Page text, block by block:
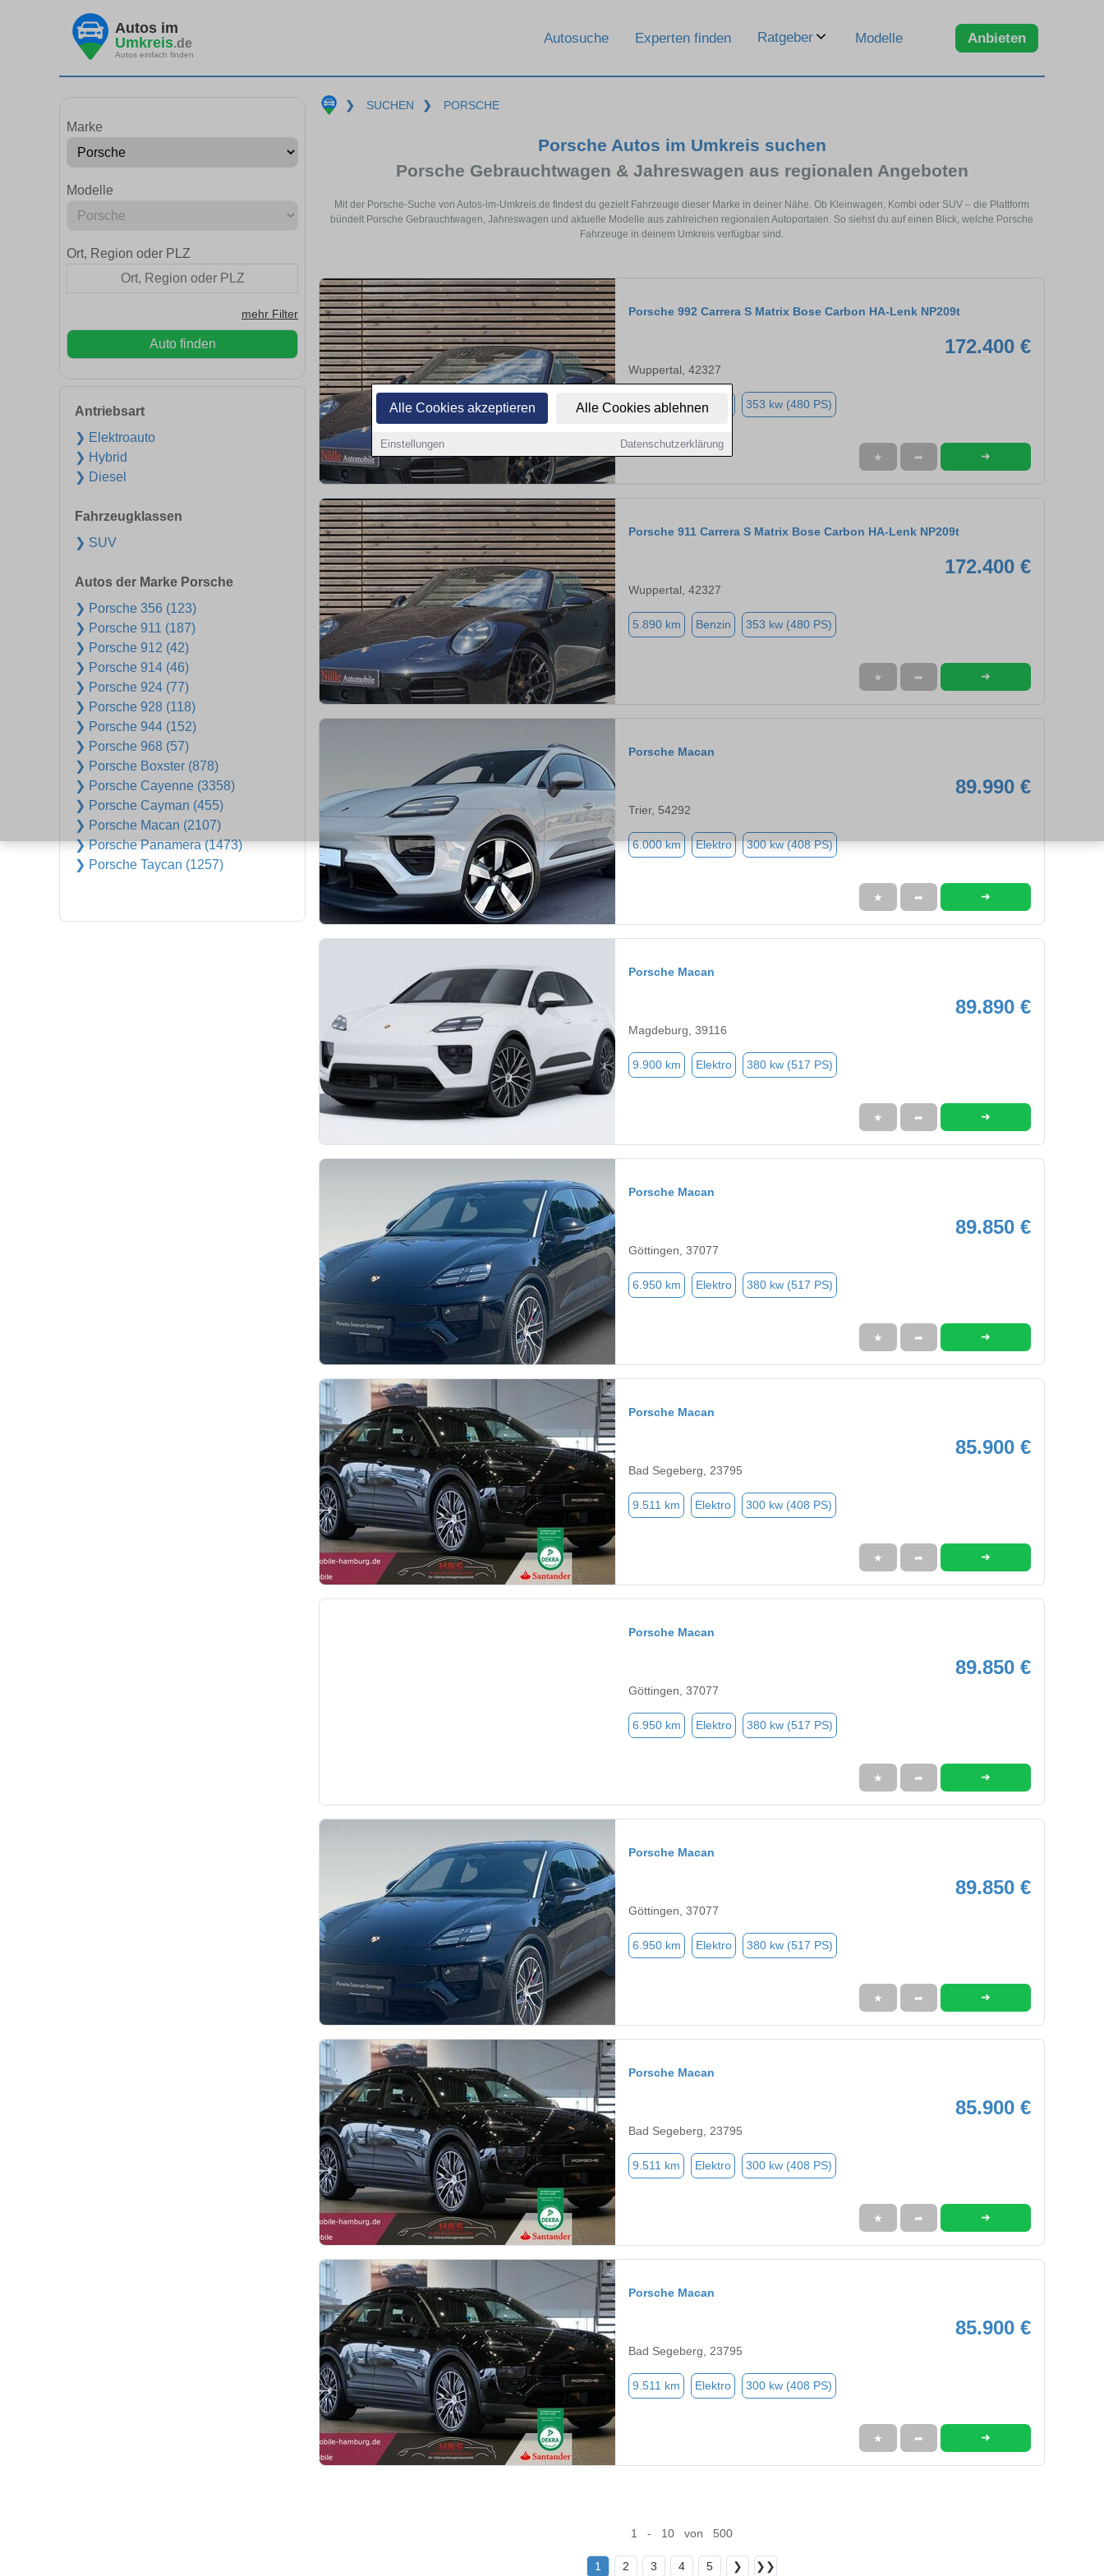
Alle Cookies akzeptieren Alle Cookies ablehnen
Einstellungen Datenschutzerklärung
Autos im
Umkreis.de
Autos einfach finden
Autosuche Experten finden Ratgeber Modelle Anbieten
Marke
Modelle
Ort, Region oder PLZ
mehr Filter
Auto finden
Antriebsart
❯ Elektroauto
❯ Hybrid
❯ Diesel
Fahrzeugklassen
❯ SUV
Autos der Marke Porsche
❯ Porsche 356 (123)
❯ Porsche 911 (187)
❯ Porsche 912 (42)
❯ Porsche 914 (46)
❯ Porsche 924 (77)
❯ Porsche 928 (118)
❯ Porsche 944 (152)
❯ Porsche 968 (57)
❯ Porsche Boxster (878)
❯ Porsche Cayenne (3358)
❯ Porsche Cayman (455)
❯ Porsche Macan (2107)
❯ Porsche Panamera (1473)
❯ Porsche Taycan (1257)
❯ SUCHEN ❯ PORSCHE
Porsche Autos im Umkreis suchen
Porsche Gebrauchtwagen & Jahreswagen aus regionalen Angeboten
Mit der Porsche-Suche von Autos-im-Umkreis.de findest du gezielt Fahrzeuge dieser Marke in deiner Nähe. Ob Kleinwagen, Kombi oder SUV – die Plattform
bündelt Porsche Gebrauchtwagen, Jahreswagen und aktuelle Modelle aus zahlreichen regionalen Autoportalen. So siehst du auf einen Blick, welche Porsche
Fahrzeuge in deinem Umkreis verfügbar sind.
Porsche 992 Carrera S Matrix Bose Carbon HA-Lenk NP209t
172.400 €
Wuppertal, 42327
5.890 km Benzin 353 kw (480 PS)
★ ➦ ➜
Porsche 911 Carrera S Matrix Bose Carbon HA-Lenk NP209t
172.400 €
Wuppertal, 42327
5.890 km Benzin 353 kw (480 PS)
★ ➦ ➜
Porsche Macan
89.990 €
Trier, 54292
6.000 km Elektro 300 kw (408 PS)
★ ➦ ➜
Porsche Macan
89.890 €
Magdeburg, 39116
9.900 km Elektro 380 kw (517 PS)
★ ➦ ➜
Porsche Macan
89.850 €
Göttingen, 37077
6.950 km Elektro 380 kw (517 PS)
★ ➦ ➜
Porsche Macan
85.900 €
Bad Segeberg, 23795
9.511 km Elektro 300 kw (408 PS)
★ ➦ ➜
Porsche Macan
89.850 €
Göttingen, 37077
6.950 km Elektro 380 kw (517 PS)
★ ➦ ➜
Porsche Macan
89.850 €
Göttingen, 37077
6.950 km Elektro 380 kw (517 PS)
★ ➦ ➜
Porsche Macan
85.900 €
Bad Segeberg, 23795
9.511 km Elektro 300 kw (408 PS)
★ ➦ ➜
Porsche Macan
85.900 €
Bad Segeberg, 23795
9.511 km Elektro 300 kw (408 PS)
★ ➦ ➜
1 - 10 von 500
1 2 3 4 5 ❯ ❯❯